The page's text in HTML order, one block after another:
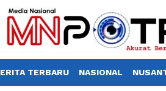
TERBARU NASIONAL